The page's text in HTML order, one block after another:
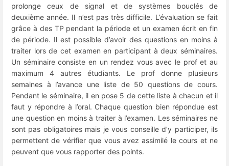
prolonge ceux de signal et de systèmes bouclés de
deuxième année. Il n’est pas très difficile. L’évaluation se fait
grâce à des TP pendant la période et un examen écrit en fin
de période. Il est possible d’avoir des questions en moins à
traiter lors de cet examen en participant à deux séminaires.
Un séminaire consiste en un rendez vous avec le prof et au
maximum 4 autres étudiants. Le prof donne plusieurs
semaines à l’avance une liste de 50 questions de cours.
Pendant le séminaire, il en pose 5 de cette liste à chacun et il
faut y répondre à l’oral. Chaque question bien répondue est
une question en moins à traiter à l’examen. Les séminaires ne
sont pas obligatoires mais je vous conseille d’y participer, ils
permettent de vérifier que vous avez assimilé le cours et ne
peuvent que vous rapporter des points.